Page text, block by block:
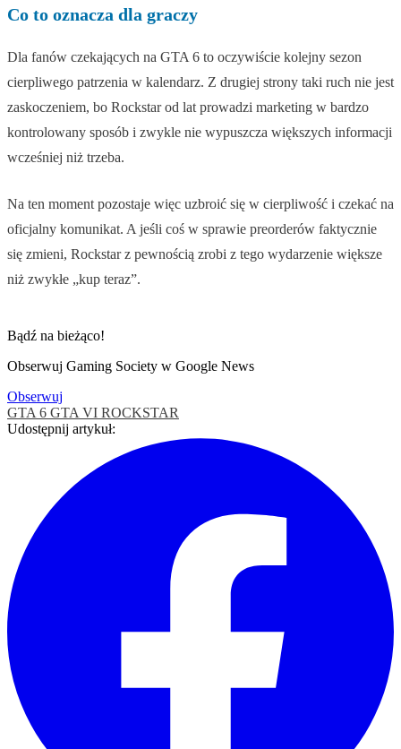
Co to oznacza dla graczy
Dla fanów czekających na GTA 6 to oczywiście kolejny sezon
cierpliwego patrzenia w kalendarz. Z drugiej strony taki ruch nie jest
zaskoczeniem, bo Rockstar od lat prowadzi marketing w bardzo
kontrolowany sposób i zwykle nie wypuszcza większych informacji
wcześniej niż trzeba.
Na ten moment pozostaje więc uzbroić się w cierpliwość i czekać na
oficjalny komunikat. A jeśli coś w sprawie preorderów faktycznie
się zmieni, Rockstar z pewnością zrobi z tego wydarzenie większe
niż zwykłe „kup teraz”.
Bądź na bieżąco!
Obserwuj Gaming Society w Google News
Obserwuj
GTA 6 GTA VI ROCKSTAR
Udostępnij artykuł: